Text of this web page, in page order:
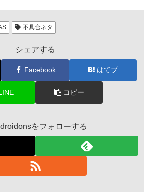
不具合ネタ
シェアする
Facebook はてブ
コピー
をフォローする